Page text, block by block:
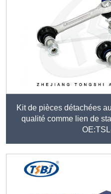
Kit de pièces détachées
qualité comme lien de